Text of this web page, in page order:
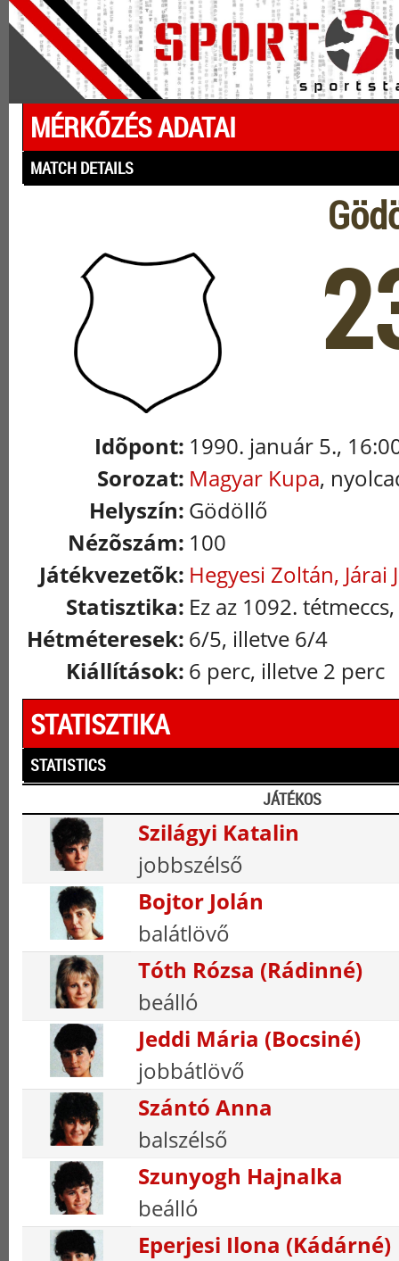
MÉRKŐZÉS ADATAI
MATCH DETAILS
Idõpont: 1990. január 5.,
Sorozat: Magyar Kupa,
Helyszín: Gödöllő
Nézõszám: 100
Játékvezetõk: Hegyesi Zoltán, Járai
Statisztika: Ez az 1092.
Hétméteresek: 6/5, illetve 6/4
Kiállítások: 6 perc, illetve 2 perc
STATISZTIKA
STATISTICS
JÁTÉKOS
Szilágyi Katalin
jobbszélső
Bojtor Jolán
balátlövő
Tóth Rózsa (Rádinné)
beálló
Jeddi Mária (Bocsiné)
jobbátlövő
Szántó Anna
balszélső
Szunyogh Hajnalka
beálló
Eperjesi Ilona (Kádárné)